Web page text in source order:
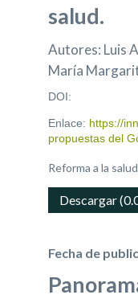
salud.
Autores: Luis
María
DOI:
Enlace: https://
propuestas del
Reforma a la
Descargar
Fecha de